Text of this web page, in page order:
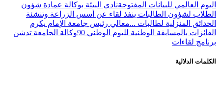
اليوم العالمي للبيانات المفتوحةنادي البيئة بوكالة عمادة شؤون
الطلاب لشؤون الطالبات ينفذ لقاء عن أسس الزراعة وتنشئة
الحدائق المنزلية لطالبات ...معالي رئيس جامعة الإمام يكرم
الفائزات بالمسابقة الوطنية لليوم الوطني 90
وكالة الجامعة تدشن
برنامج لقاءات
الكلمات الدلالية